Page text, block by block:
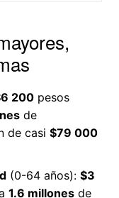
200pesos
de
de casi $79 000
(0-64 años): $3
1.6 millonesde